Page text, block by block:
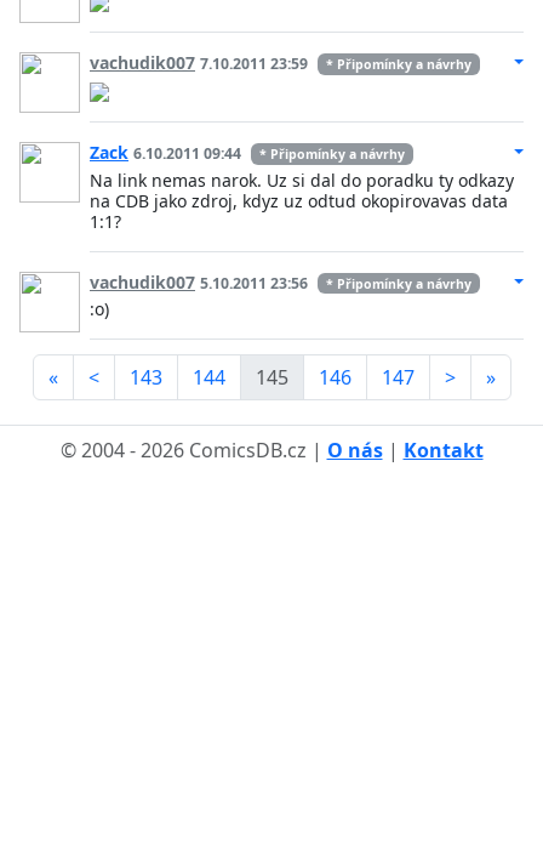
vachudik007 7.10.2011 23:59 * Připomínky a návrhy
Zack 6.10.2011 09:44 * Připomínky a návrhy
Na link nemas narok. Uz si dal do poradku ty odkazy
na CDB jako zdroj, kdyz uz odtud okopirovavas data
1:1?
vachudik007 5.10.2011 23:56 * Připomínky a návrhy
:o)
« < 143 144 145 146 147 > »
© 2004 - 2026 ComicsDB.cz | O nás| Kontakt